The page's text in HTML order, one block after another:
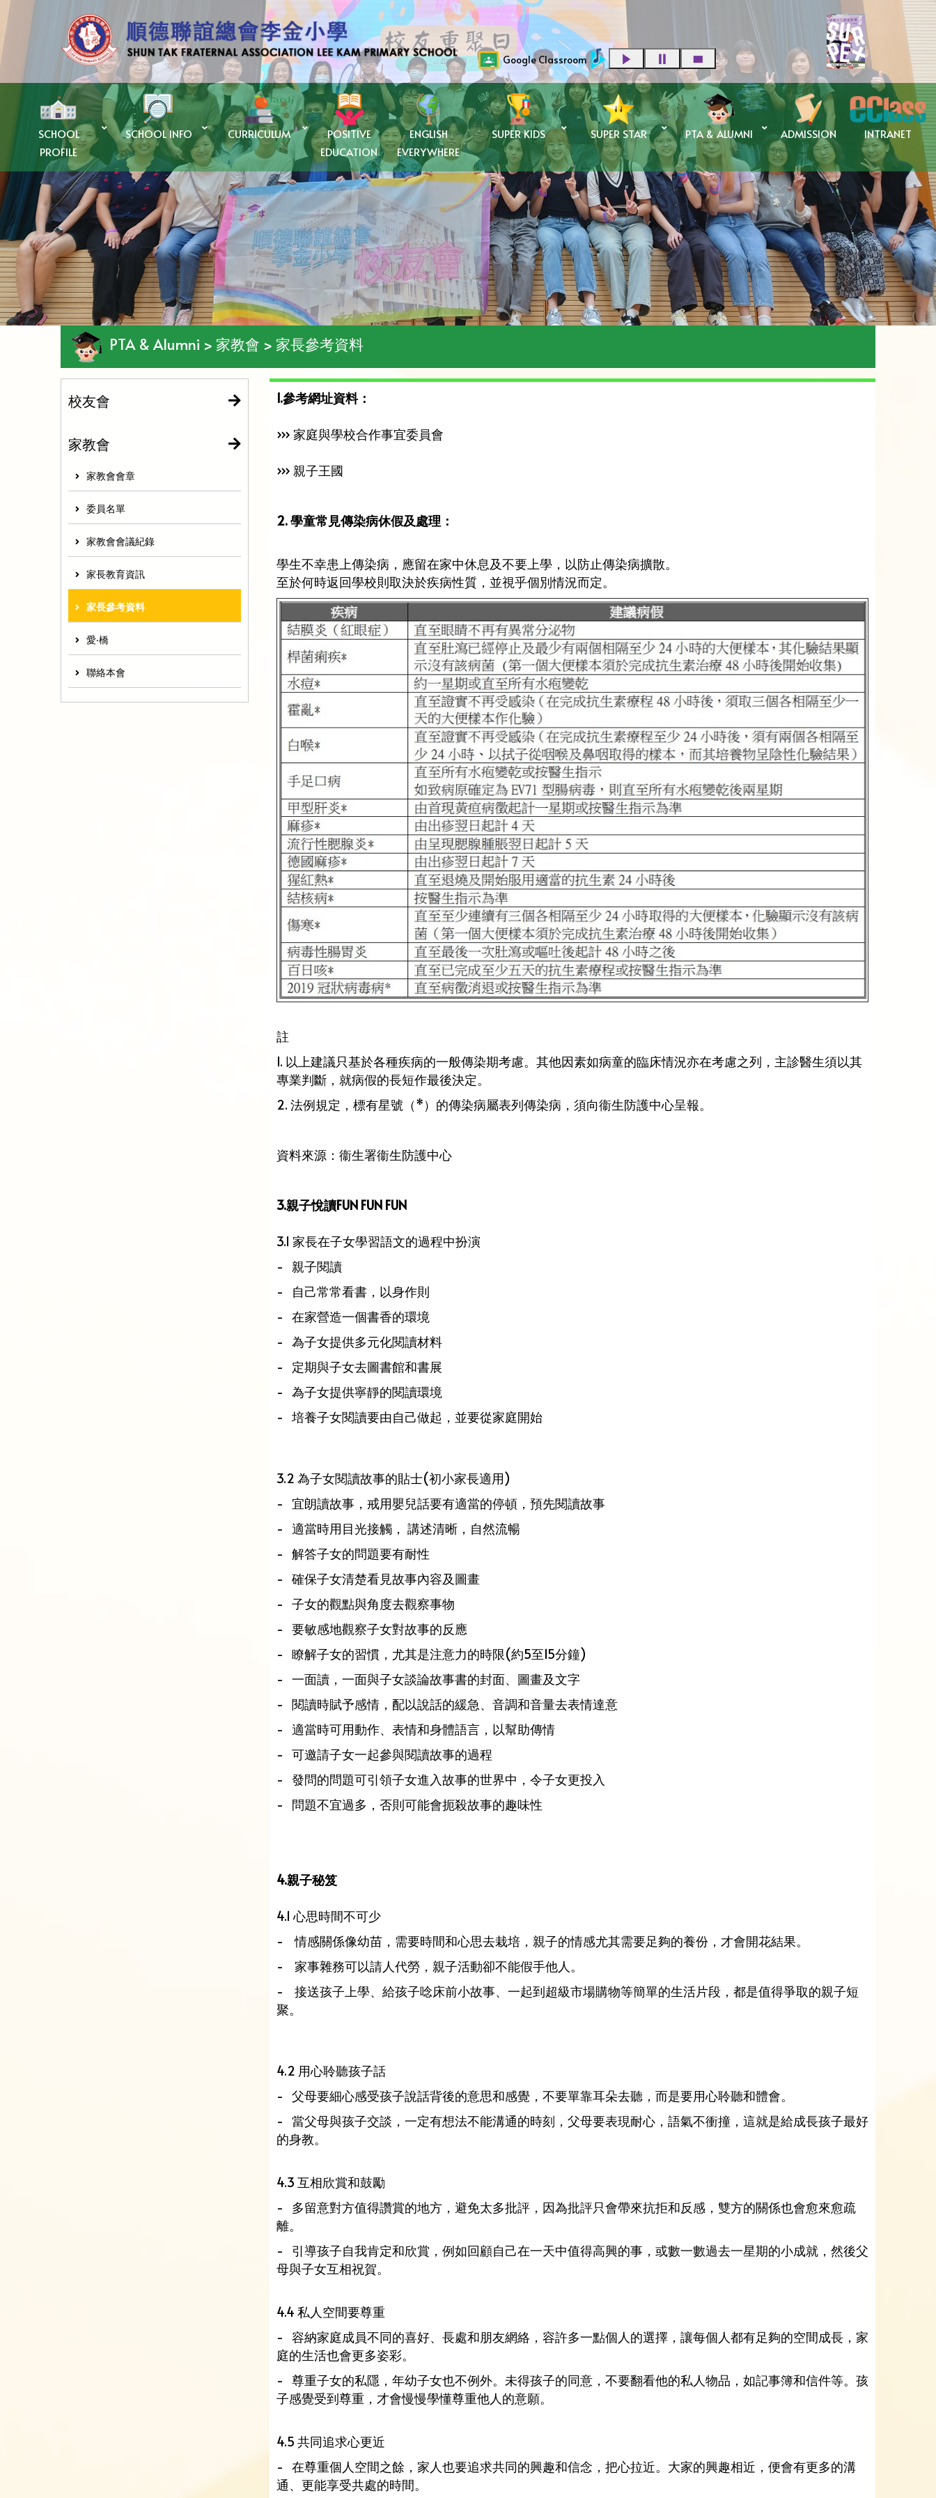
Google Classroom
SCHOOL
PROFILE
SCHOOL INFO CURRICULUM
POSITIVE
EDUCATION
ENGLISH
EVERYWHERE
SUPER KIDS SUPER STAR PTA & ALUMNI ADMISSION INTRANET
PTA & Alumni > 家教會 > 家長參考資料
校友會
家教會
家教會會章
委員名單
家教會會議紀錄
家長教育資訊
家長參考資料
愛‧橋
聯絡本會
1.參考網址資料：
››› 家庭與學校合作事宜委員會
››› 親子王國
2. 學童常見傳染病休假及處理：
學生不幸患上傳染病，應留在家中休息及不要上學，以防止傳染病擴散。
至於何時返回學校則取決於疾病性質，並視乎個別情況而定。
註
1. 以上建議只基於各種疾病的一般傳染期考慮。其他因素如病童的臨床情況亦在考慮之列，主診醫生須以其
專業判斷，就病假的長短作最後決定。
2. 法例規定，標有星號（*）的傳染病屬表列傳染病，須向衞生防護中心呈報。
資料來源：衞生署衞生防護中心
3.親子悅讀FUN FUN FUN
3.1 家長在子女學習語文的過程中扮演
- 親子閱讀
- 自己常常看書，以身作則
- 在家營造一個書香的環境
- 為子女提供多元化閱讀材料
- 定期與子女去圖書館和書展
- 為子女提供寧靜的閱讀環境
- 培養子女閱讀要由自己做起，並要從家庭開始
3.2 為子女閱讀故事的貼士(初小家長適用)
- 宜朗讀故事，戒用嬰兒話要有適當的停頓，預先閱讀故事
- 適當時用目光接觸， 講述清晰，自然流暢
- 解答子女的問題要有耐性
- 確保子女清楚看見故事內容及圖畫
- 子女的觀點與角度去觀察事物
- 要敏感地觀察子女對故事的反應
- 瞭解子女的習慣，尤其是注意力的時限(約5至15分鐘)
- 一面讀，一面與子女談論故事書的封面、圖畫及文字
- 閱讀時賦予感情，配以說話的緩急、音調和音量去表情達意
- 適當時可用動作、表情和身體語言，以幫助傳情
- 可邀請子女一起參與閱讀故事的過程
- 發問的問題可引領子女進入故事的世界中，令子女更投入
- 問題不宜過多，否則可能會扼殺故事的趣味性
4.親子秘笈
4.1 心思時間不可少
- 情感關係像幼苗，需要時間和心思去栽培，親子的情感尤其需要足夠的養份，才會開花結果。
- 家事雜務可以請人代勞，親子活動卻不能假手他人。
- 接送孩子上學、給孩子唸床前小故事、一起到超級市場購物等簡單的生活片段，都是值得爭取的親子短
聚。
4.2 用心聆聽孩子話
- 父母要細心感受孩子說話背後的意思和感覺，不要單靠耳朵去聽，而是要用心聆聽和體會。
- 當父母與孩子交談，一定有想法不能溝通的時刻，父母要表現耐心，語氣不衝撞，這就是給成長孩子最好
的身教。
4.3 互相欣賞和鼓勵
- 多留意對方值得讚賞的地方，避免太多批評，因為批評只會帶來抗拒和反感，雙方的關係也會愈來愈疏
離。
- 引導孩子自我肯定和欣賞，例如回顧自己在一天中值得高興的事，或數一數過去一星期的小成就，然後父
母與子女互相祝賀。
4.4 私人空間要尊重
- 容納家庭成員不同的喜好、長處和朋友網絡，容許多一點個人的選擇，讓每個人都有足夠的空間成長，家
庭的生活也會更多姿彩。
- 尊重子女的私隱，年幼子女也不例外。未得孩子的同意，不要翻看他的私人物品，如記事簿和信件等。孩
子感覺受到尊重，才會慢慢學懂尊重他人的意願。
4.5 共同追求心更近
- 在尊重個人空間之餘，家人也要追求共同的興趣和信念，把心拉近。大家的興趣相近，便會有更多的溝
通、更能享受共處的時間。